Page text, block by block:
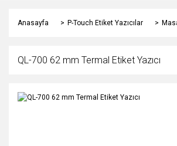
Anasayfa P-Touch Etiket Yazıcılar
QL-700 62 mm Termal Etiket Yazıcı